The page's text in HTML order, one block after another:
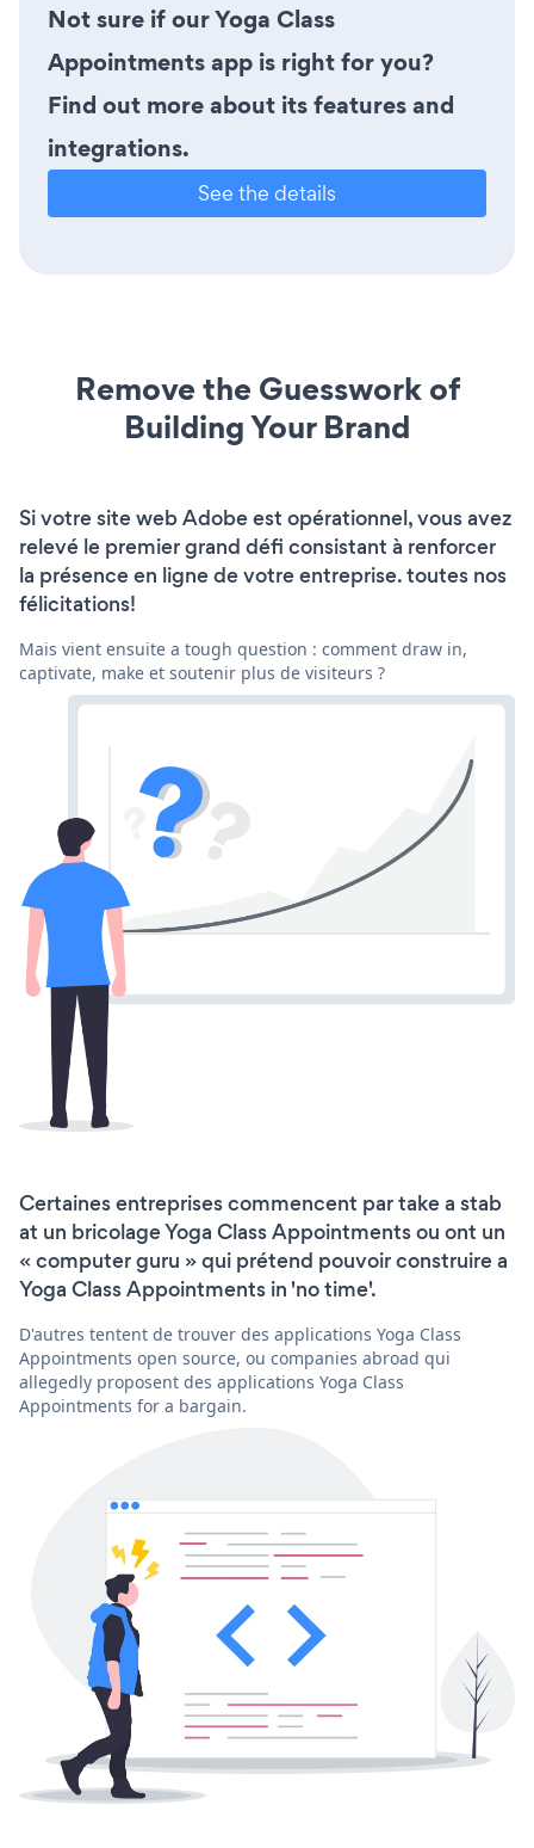
Not sure if our Yoga Class
Appointments app is right for you?
Find out more about its features and
integrations.
See the details
Remove the Guesswork of
Building Your Brand
Si votre site web Adobe est opérationnel, vous avez
relevé le premier grand défi consistant à renforcer
la présence en ligne de votre entreprise. toutes nos
félicitations!
Mais vient ensuite a tough question : comment draw in,
captivate, make et soutenir plus de visiteurs ?
Certaines entreprises commencent par take a stab
at un bricolage Yoga Class Appointments ou ont un
« computer guru » qui prétend pouvoir construire a
Yoga Class Appointments in 'no time'.
D'autres tentent de trouver des applications Yoga Class
Appointments open source, ou companies abroad qui
allegedly proposent des applications Yoga Class
Appointments for a bargain.